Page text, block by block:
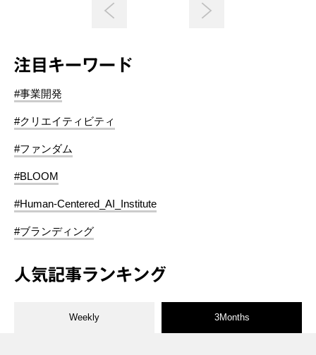
注目キーワード
#事業開発
#クリエイティビティ
#ファンダム
#BLOOM
#Human-Centered_AI_Institute
#ブランディング
人気記事ランキング
Weekly 3Months